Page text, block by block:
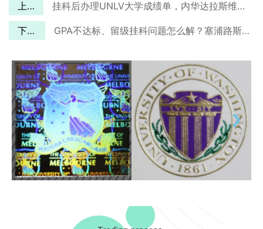
上一篇 挂科后办理UNLV大学成绩单，内华达拉斯维加斯大学Transcript有何与众不同？
下一篇 GPA不达标、留级挂科问题怎么解？塞浦路斯欧洲大学成绩单专业办理